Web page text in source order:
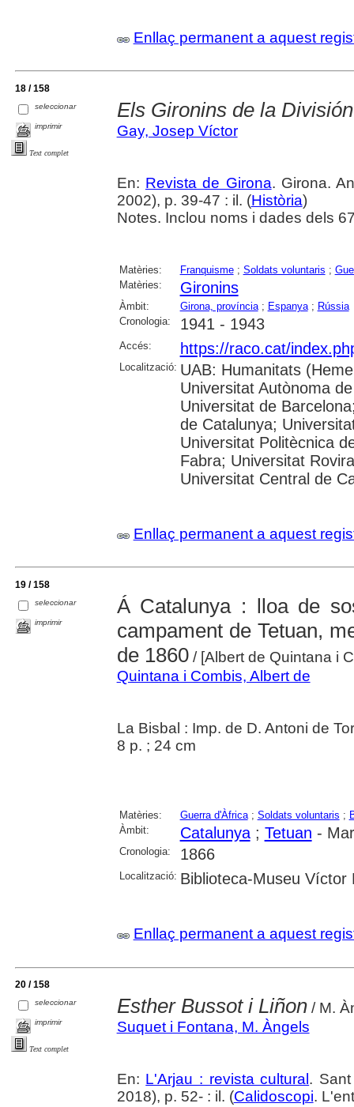
Enllaç permanent a aquest
18 / 158
seleccionar
imprimir
Text complet
Els Gironins de la
Gay, Josep Víctor
En: Revista de Girona. Girona.
2002), p. 39-47 : il. (Història)
Notes. Inclou noms i dades dels
Matèries: Franquisme; Soldats voluntaris ;
Matèries:
Gironins
Àmbit: Girona, província; Espanya; Rússia
Cronologia:
1941 - 1943
Accés: https://raco.cat/
Localització: UAB: Humanitats
Universitat Autònoma
Universitat de
de Catalunya;
Universitat Politècnica
Fabra; Universitat
Universitat Central de
Enllaç permanent a aquest
19 / 158
seleccionar
imprimir
Á Catalunya : lloa de
campament de Tetuan,
de 1860/ [Albert de Quintana i
Quintana i Combis, Albert de
La Bisbal : Imp. de D. Antoni de
8 p. ; 24 cm
Matèries: Guerra d'Àfrica; Soldats voluntaris ;
Àmbit:
Catalunya; Tetuan -
Cronologia: 1866
Localització: Biblioteca-Museu Víctor
Enllaç permanent a aquest
20 / 158
seleccionar
imprimir
Text complet
Esther Bussot i Liñon/ M.
Suquet i Fontana, M. Àngels
En: L'Arjau : revista cultural .
2018), p. 52- : il. (Calidoscopi.